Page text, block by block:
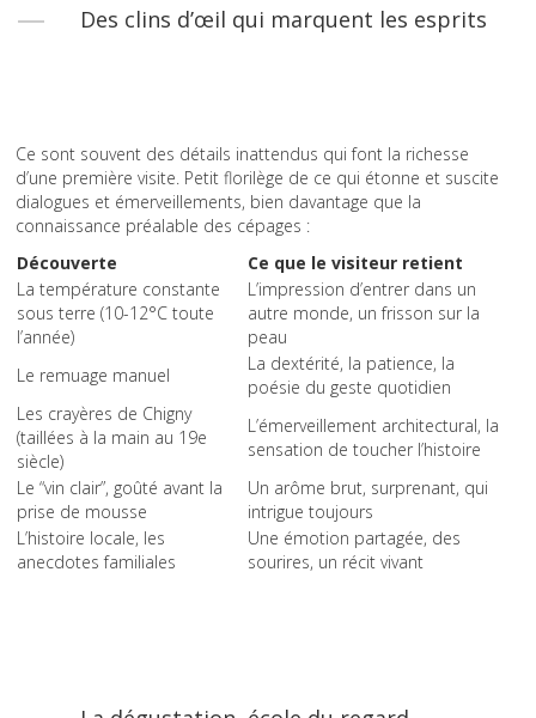
Des clins d’œil qui marquent les esprits
Ce sont souvent des détails inattendus qui font la richesse
d’une première visite. Petit florilège de ce qui étonne et suscite
dialogues et émerveillements, bien davantage que la
connaissance préalable des cépages :
Découverte
Ce que le visiteur retient
La température constante
sous terre (10-12°C toute
l’année)
L’impression d’entrer dans un
autre monde, un frisson sur la
peau
Le remuage manuel
La dextérité, la patience, la
poésie du geste quotidien
Les crayères de Chigny
(taillées à la main au 19e
siècle)
L’émerveillement architectural, la
sensation de toucher l’histoire
Le “vin clair”, goûté avant la
prise de mousse
Un arôme brut, surprenant, qui
intrigue toujours
L’histoire locale, les
anecdotes familiales
Une émotion partagée, des
sourires, un récit vivant